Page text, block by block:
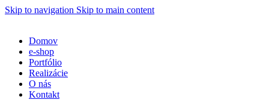
Skip to navigation Skip to main content
Domov
e-shop
Portfólio
Realizácie
O nás
Kontakt